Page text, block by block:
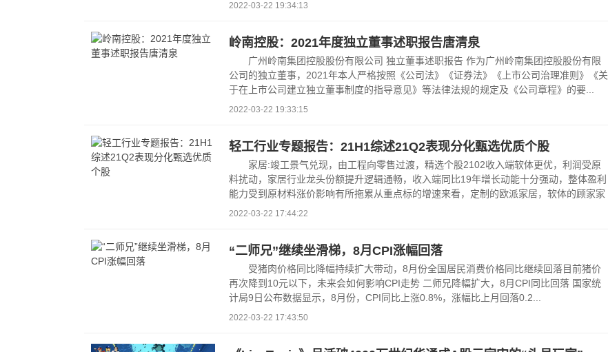
2022-03-22 19:34:13
岭南控股：2021年度独立董事述职报告唐清泉
广州岭南集团控股股份有限公司 独立董事述职报告 作为广州岭南集团控股股份有限
公司的独立董事，2021年本人严格按照《公司法》《证券法》《上市公司治理准则》《关
于在上市公司建立独立董事制度的指导意见》等法律法规的规定及《公司章程》的要...
2022-03-22 19:33:15
轻工行业专题报告：21H1综述21Q2表现分化甄选优质个股
家居:竣工景气兑现，由工程向零售过渡，精选个股2102收入端软体更优，利润受原
料扰动，家居行业龙头份额提升逻辑通畅，收入端同比19年增长动能十分强动，整体盈利
能力受到原材料涨价影响有所拖累从重点标的增速来看，定制的欧派家居，软体的顾家家
居，...
2022-03-22 17:44:22
“二师兄”继续坐滑梯，8月CPI涨幅回落
受猪肉价格同比降幅持续扩大带动，8月份全国居民消费价格同比继续回落目前猪价
再次降到10元以下，未来会如何影响CPI走势 二师兄降幅扩大，8月CPI同比回落 国家统
计局9日公布数据显示，8月份，CPI同比上涨0.8%，涨幅比上月回落0.2...
2022-03-22 17:43:50